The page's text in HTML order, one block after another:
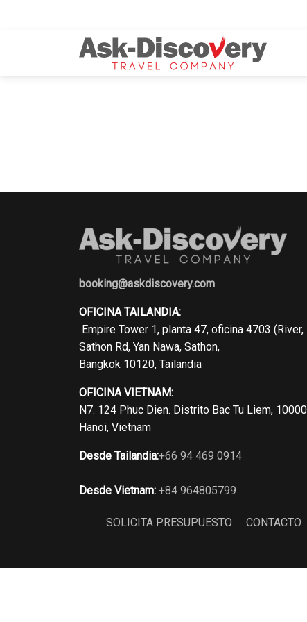
booking@askdiscovery.com
OFICINA TAILANDIA:
Empire Tower 1, planta 47, oficina 4703 (River,
Sathon Rd, Yan Nawa, Sathon,
Bangkok 10120, Tailandia
OFICINA VIETNAM:
N7. 124 Phuc Dien. Distrito Bac Tu Liem,
Hanoi, Vietnam
Desde Tailandia:+66 94 469 0914
Desde Vietnam: +84 964805799
SOLICITA PRESUPUESTO CONTACTO